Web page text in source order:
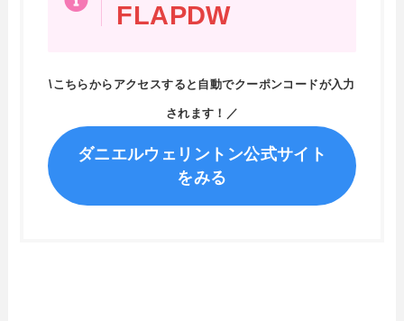
FLAPDW
\こちらからアクセスすると自動でクーポンコードが入力
されます！／
ダニエルウェリントン公式サイト
をみる